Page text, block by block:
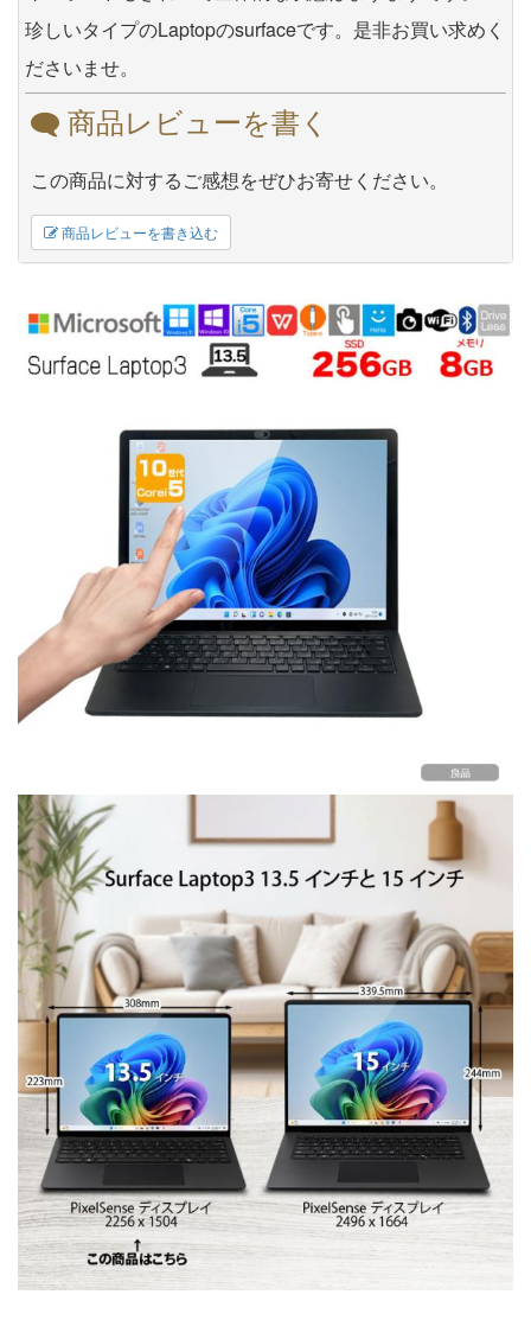
珍しいタイプのLaptopのsurfaceです。是非お買い求めく
ださいませ。
商品レビューを書く
この商品に対するご感想をぜひお寄せください。
商品レビューを書き込む